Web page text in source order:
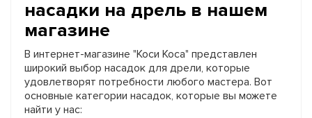
насадки на дрель в нашем
магазине
В интернет-магазине "Коси Коса" представлен
широкий выбор насадок для дрели, которые
удовлетворят потребности любого мастера. Вот
основные категории насадок, которые вы можете
найти у нас: